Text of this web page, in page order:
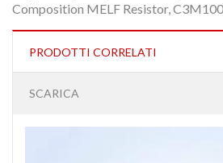
Composition MELF Resistor, C3M100
PRODOTTI CORRELATI
SCARICA